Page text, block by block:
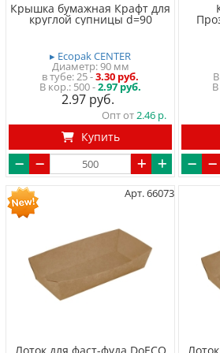
Крышка бумажная Крафт для
круглой супницы d=90
▸ Ecopak CENTER
Диаметр: 90 мм
в тубе 25-3.30 руб.
500 -2.97 руб.
2.97
Опт от2.46
Купить
Арт. 66073